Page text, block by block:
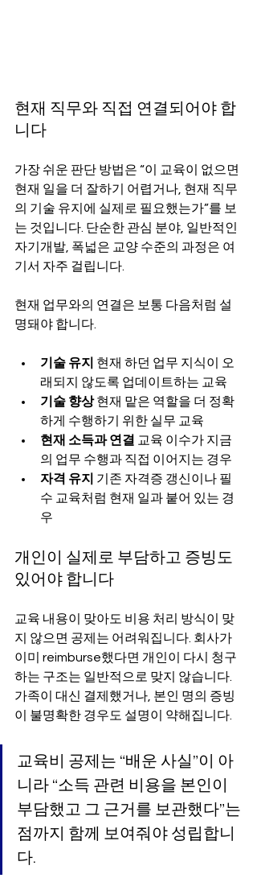
현재 직무와 직접 연결되어야 합
니다
가장 쉬운 판단 방법은 “이 교육이 없으면
현재 일을 더 잘하기 어렵거나, 현재 직무
의 기술 유지에 실제로 필요했는가”를 보
는 것입니다. 단순한 관심 분야, 일반적인
자기개발, 폭넓은 교양 수준의 과정은 여
기서 자주 걸립니다.
현재 업무와의 연결은 보통 다음처럼 설
명돼야 합니다.
기술 유지 현재 하던 업무 지식이 오
래되지 않도록 업데이트하는 교육
기술 향상 현재 맡은 역할을 더 정확
하게 수행하기 위한 실무 교육
현재 소득과 연결 교육 이수가 지금
의 업무 수행과 직접 이어지는 경우
자격 유지 기존 자격증 갱신이나 필
수 교육처럼 현재 일과 붙어 있는 경
우
개인이 실제로 부담하고 증빙도
있어야 합니다
교육 내용이 맞아도 비용 처리 방식이 맞
지 않으면 공제는 어려워집니다. 회사가
이미 reimburse했다면 개인이 다시 청구
하는 구조는 일반적으로 맞지 않습니다.
가족이 대신 결제했거나, 본인 명의 증빙
이 불명확한 경우도 설명이 약해집니다.
교육비 공제는 “배운 사실”이 아
니라 “소득 관련 비용을 본인이
부담했고 그 근거를 보관했다”는
점까지 함께 보여줘야 성립합니
다.